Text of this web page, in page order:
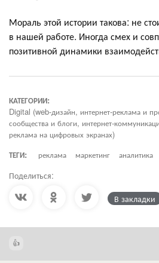
Мораль этой истории такова: не
в нашей работе. Иногда смех и
позитивной динамики
КАТЕГОРИИ:
Digital (web-дизайн, интернет-реклама и
сообщества и блоги, интернет-
реклама на цифровых экранах)
ТЕГИ:
реклама маркетинг аналитика
Поделиться:
В закладки